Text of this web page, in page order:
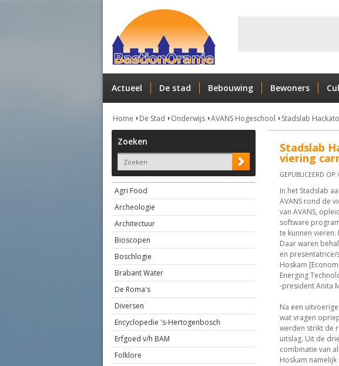
Actueel De stad Bebouwing Bewoners
Home De Stad Onderwijs AVANS Hogeschool Stadslab
Zoeken
Agri Food
Archeologie
Architectuur
Bioscopen
Boschlogie
Brabant Water
De Roma's
Diversen
Encyclopedie 's-Hertogenbosch
Erfgoed v/h BAM
Folklore
Stadslab
viering
GEPUBLICEERD
In het Stadslab
AVANS rond de
van AVANS,
software
te kunnen
Daar waren
en presentatrice/
Hoskam
Energing
-president Anita
Na een
wat vragen
werden strikt de
uitslag. Uit de
combinatie van
Hoskam